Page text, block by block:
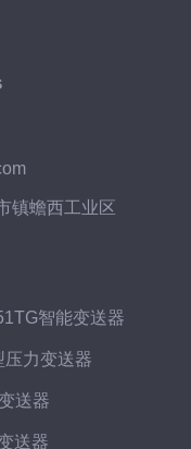
镇蟾西工业区
智能变送器
力变送器
送器
送器